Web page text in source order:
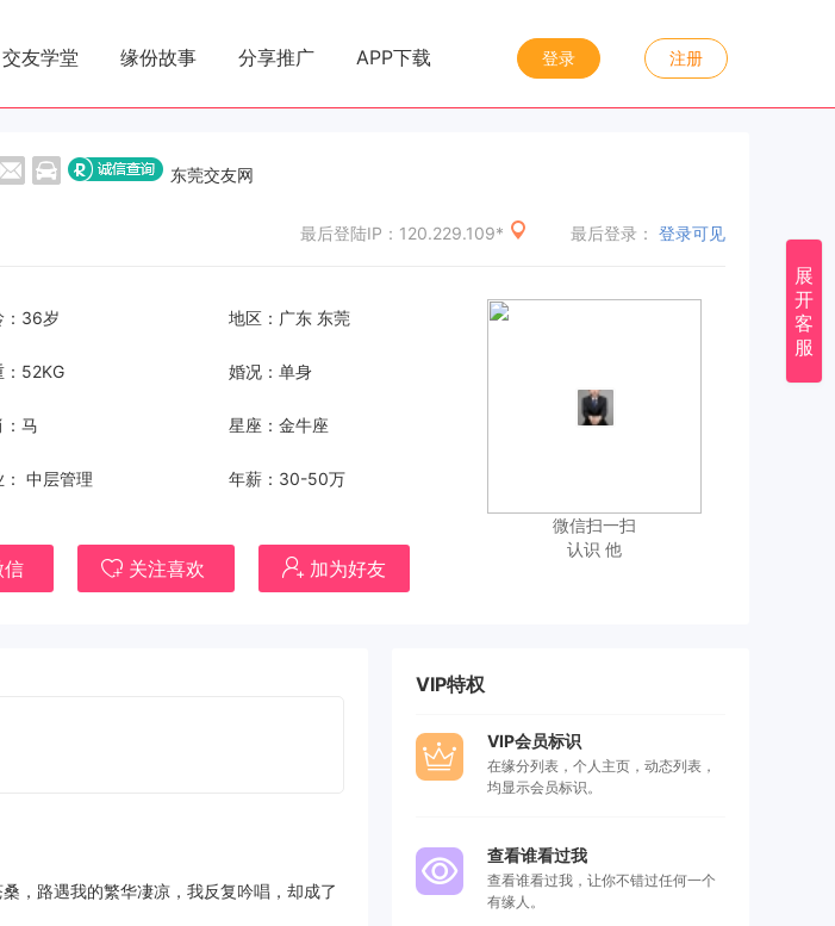
交友学堂 缘份故事 分享推广 APP下载 登录 注册
东莞交友网
最后登陆IP：120.229.109* 最后登录： 登录可见
：36岁 地区：广东 东莞
：52KG 婚况：单身
：马 星座：金牛座
： 中层管理 年薪：30-50万
信 关注喜欢 加为好友
微信扫一扫
认识 他
，路遇我的繁华凄凉，我反复吟唱，却成了
VIP特权
VIP会员标识
在缘分列表，个人主页，动态列表，
均显示会员标识。
查看谁看过我
查看谁看过我，让你不错过任何一个
有缘人。
展
开
客
服